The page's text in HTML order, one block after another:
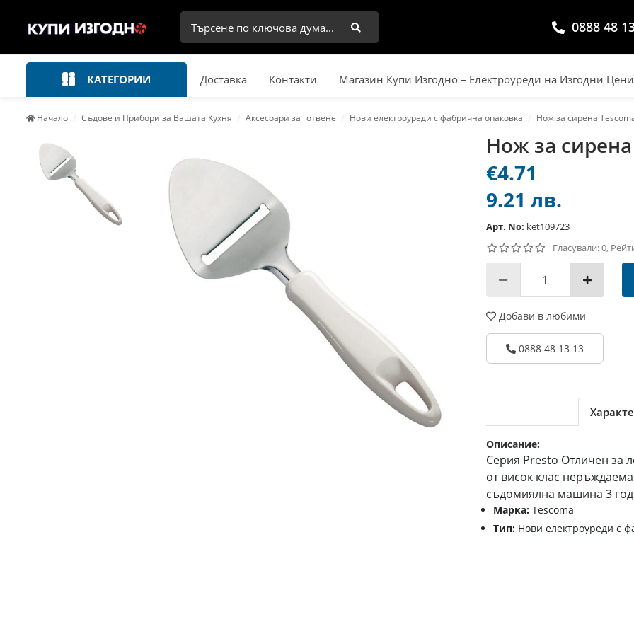
Търси 0888 48
КАТЕГОРИИ Доставка Контакти Магазин Купи Изгодно – Електроуреди на Изгодни
Начало Съдове и Прибори за Вашата Кухня Аксесоари за готвене Нови електроуреди с фабрична опаковка Нож за сирена
Нож за
€4.71
9.21 лв.
Арт. No: ket109723
Гласували: 0,
Добави в любими
0888 48 13 13
Описание:
Серия Presto Отличен за
от висок клас
съдомиялна машина 3
Марка: Tescoma
Тип: Нови електроуреди с